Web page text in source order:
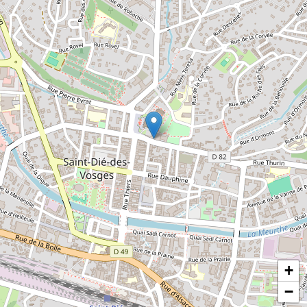
Miró, Moore...
- Ferry: Entdecken Sie eine der
berühmtesten Familien der Stadt, vor allem
ihr berühmtestes Mitglied Jules.
- Le Corbusier: Pläne und Modellbau des
symbolträchtigen Städtebauprojekts, das
von Le Corbusier für den Wiederaufbau von
Saint-Dié-des-Vosges nach dem Krieg
vorgeschlagen wurde.
- Ethnologie: Nachbau des ländlichen
Lebens vor 1945 in den Hochvogesen.
- Kunstgewerbe - Keramik - Kunst –
Ornithologie
https://www.facebook.com/
+
−